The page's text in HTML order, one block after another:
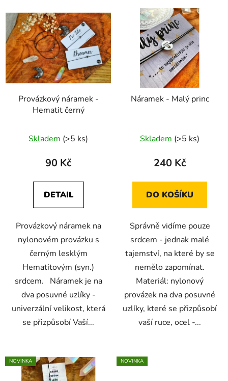
p
o
d
u
k
V
ý
p
i
s
p
r
Provázkový náramek -
Hematit černý
hodnocení
produktu
5,0
z
hvězdiček.
Skladem (>5 ks)
90 Kč
DETAIL
Provázkový náramek na
nylonovém provázku s
černým lesklým
Hematitovým (syn.)
srdcem. Náramek je na
dva posuvné uzlíky -
univerzální velikost, která
se přizpůsobí Vaší...
Náramek - Malý princ
hodnocení
produktu
5,0
z
hvězdiček.
Skladem (>5 ks)
240 Kč
DO KOŠÍKU
Správně vidíme pouze
srdcem - jednak malé
tajemství, na které by se
nemělo zapomínat.
Materiál: nylonový
provázek na dva posuvné
uzlíky, které se přizpůsobí
vaší ruce, ocel -...
NOVINKA NOVINKA